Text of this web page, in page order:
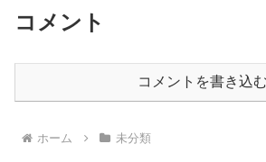
コメント
コメントを書き込む
ホーム 未分類